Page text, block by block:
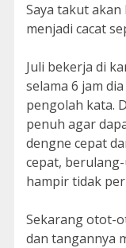
Saya takut
menjadi cacat
Juli bekerja di
selama 6 jam
pengolah kata.
penuh agar
dengne cepat
cepat,
hampir tidak
Sekarang otot-
dan tangannya